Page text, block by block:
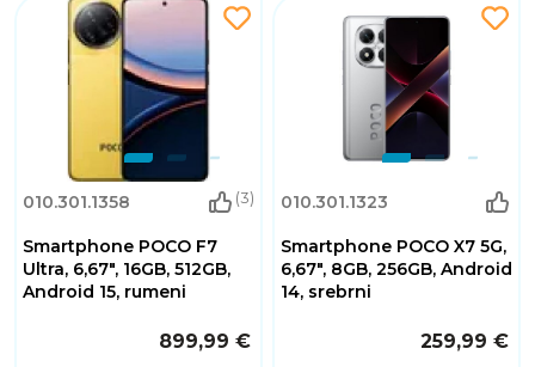
010.301.1358 (3)
Smartphone POCO F7
Ultra, 6,67", 16GB, 512GB,
Android 15, rumeni
899,99 €
010.301.1323
Smartphone POCO X7 5G,
6,67", 8GB, 256GB, Android
14, srebrni
259,99 €